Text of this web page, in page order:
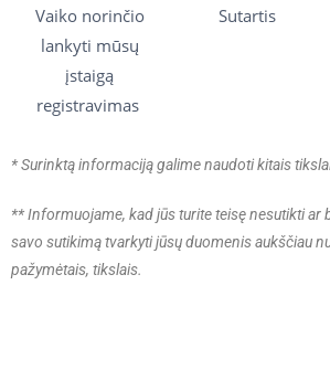
Vaiko norinčio
lankyti mūsų
įstaigą
registravimas
Sutartis
* Surinktą informaciją galime naudoti kitais
**Informuojame, kad jūs turite teisę nesutikti ar
savo sutikimą tvarkyti jūsų duomenis aukščiau
pažymėtais, tikslais.